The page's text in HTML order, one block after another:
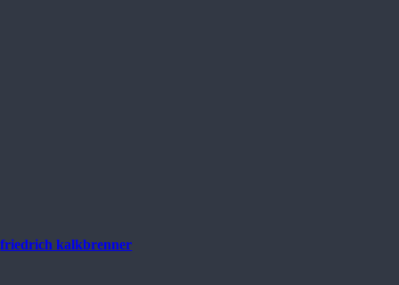
friedrich kalkbrenner